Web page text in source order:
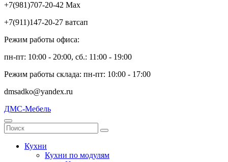
+7(981)707-20-42 Max
+7(911)147-20-27 ватсап
Режим работы офиса:
пн-пт: 10:00 - 20:00, сб.: 11:00 - 19:00
Режим работы склада: пн-пт: 10:00 - 17:00
dmsadko@yandex.ru
ДМС-Мебель
Кухни
Кухни по модулям